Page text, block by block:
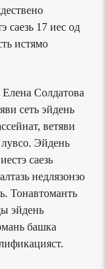
саезь 17 иес од
истямо
Солдатова
сеть эйдень
ветяви
Эйдень
саезь
недлязонзо
Тонавтоманть
эйдень
башка